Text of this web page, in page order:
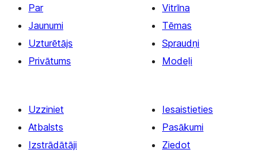
Par
Jaunumi
Uzturētājs
Privātums
Vitrīna
Tēmas
Spraudņi
Modeļi
Uzziniet
Atbalsts
Izstrādātāji
Iesaistieties
Pasākumi
Ziedot